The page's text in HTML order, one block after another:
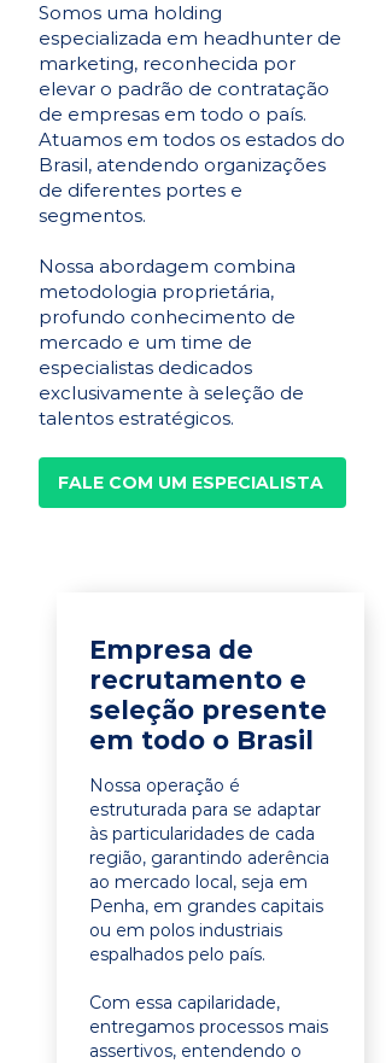
Somos uma holding
especializada em headhunter de
marketing, reconhecida por
elevar o padrão de contratação
de empresas em todo o país.
Atuamos em todos os estados do
Brasil, atendendo organizações
de diferentes portes e
segmentos.
Nossa abordagem combina
metodologia proprietária,
profundo conhecimento de
mercado e um time de
especialistas dedicados
exclusivamente à seleção de
talentos estratégicos.
FALE COM UM ESPECIALISTA
Empresa de
recrutamento e
seleção presente
em todo o Brasil
Nossa operação é
estruturada para se adaptar
às particularidades de cada
região, garantindo aderência
ao mercado local, seja em
Penha, em grandes capitais
ou em polos industriais
espalhados pelo país.
Com essa capilaridade,
entregamos processos mais
assertivos, entendendo o